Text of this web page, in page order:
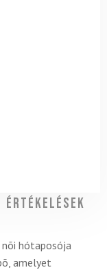
Értékelések
nõi hótaposója
amelyet